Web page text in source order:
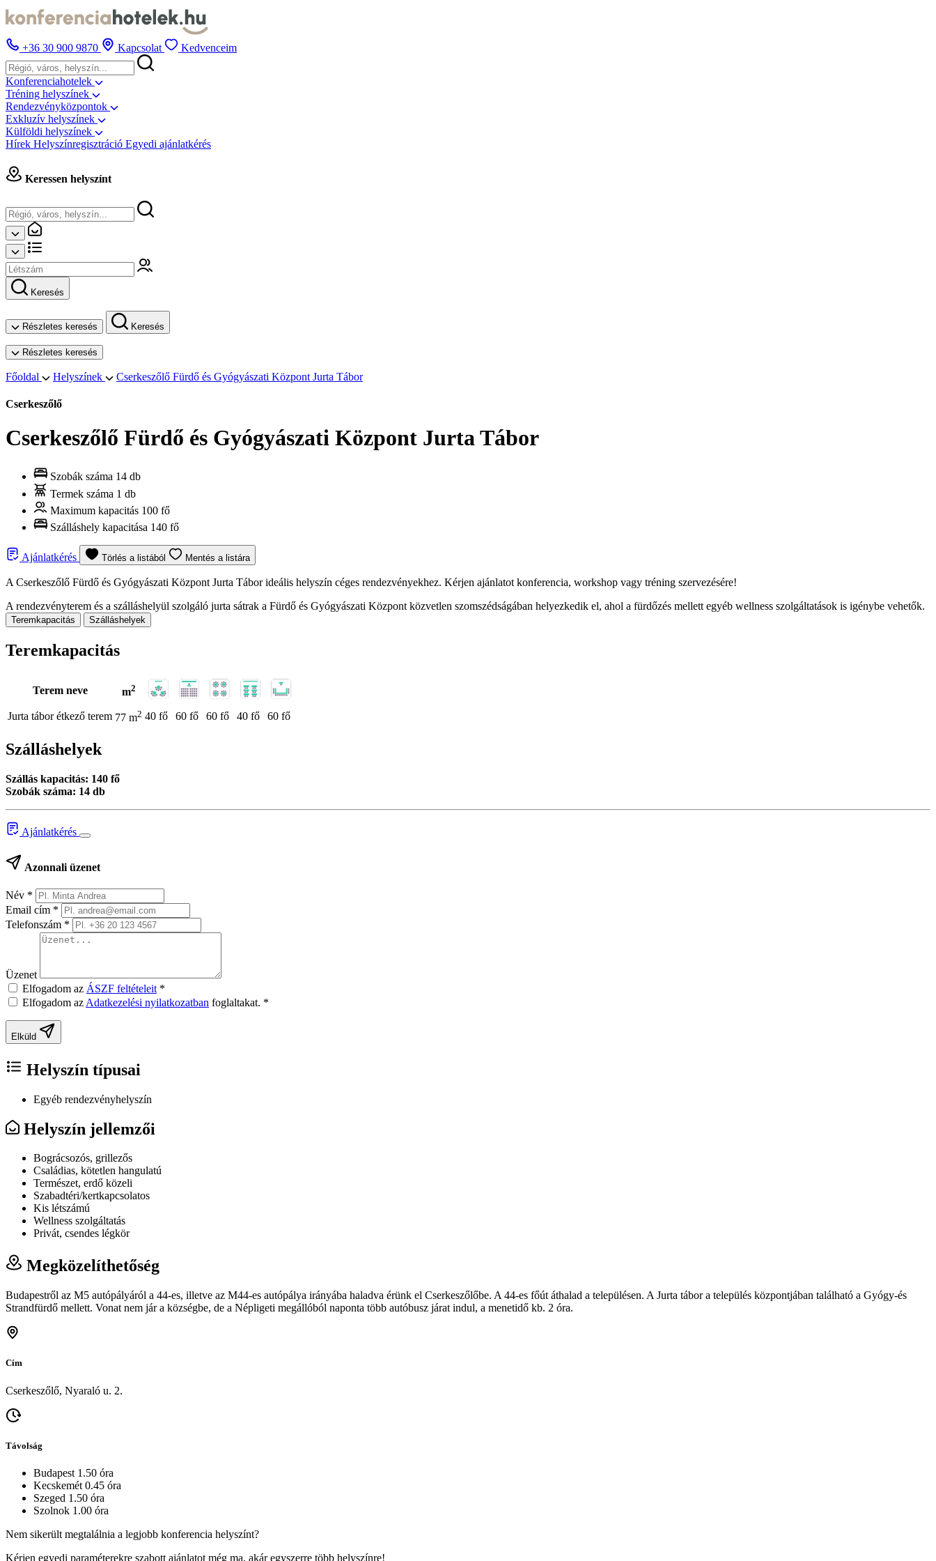
+36 30 900 9870 Kapcsolat Kedvenceim
Konferenciahotelek
Tréning helyszínek
Rendezvényközpontok
Exkluzív helyszínek
Külföldi helyszínek
Hírek Helyszínregisztráció Egyedi ajánlatkérés
Keressen helyszínt
Keresés
Részletes keresés Keresés
Részletes keresés
Főoldal Helyszínek Cserkeszőlő Fürdő és Gyógyászati Központ Jurta Tábor
Cserkeszőlő
Cserkeszőlő Fürdő és Gyógyászati Központ Jurta Tábor
Szobák száma 14 db
Termek száma 1 db
Maximum kapacitás 100 fő
Szálláshely kapacitása 140 fő
Ajánlatkérés Törlés a listából Mentés a listára
A Cserkeszőlő Fürdő és Gyógyászati Központ Jurta Tábor ideális helyszín céges rendezvényekhez. Kérjen ajánlatot konferencia, workshop vagy tréning szervezésére!
A rendezvényterem és a szálláshelyül szolgáló jurta sátrak a Fürdő és Gyógyászati Központ közvetlen szomszédságában helyezkedik el, ahol a fürdőzés mellett egyéb wellness szolgáltatások is igénybe vehetők.
Teremkapacitás Szálláshelyek
Teremkapacitás
Terem neve m2
Jurta tábor étkező terem 77 m2 40 fő 60 fő 60 fő 40 fő 60 fő
Szálláshelyek
Szállás kapacitás: 140 fő
Szobák száma: 14 db
Ajánlatkérés
Azonnali üzenet
Név *
Email cím *
Telefonszám *
Üzenet
Elfogadom az ÁSZF feltételeit *
Elfogadom az Adatkezelési nyilatkozatban foglaltakat. *
Elküld
Helyszín típusai
Egyéb rendezvényhelyszín
Helyszín jellemzői
Bográcsozós, grillezős
Családias, kötetlen hangulatú
Természet, erdő közeli
Szabadtéri/kertkapcsolatos
Kis létszámú
Wellness szolgáltatás
Privát, csendes légkör
Megközelíthetőség
Budapestről az M5 autópályáról a 44-es, illetve az M44-es autópálya irányába haladva érünk el Cserkeszőlőbe. A 44-es főút áthalad a településen. A Jurta tábor a település központjában található a Gyógy-és
Strandfürdő mellett. Vonat nem jár a községbe, de a Népligeti megállóból naponta több autóbusz járat indul, a menetidő kb. 2 óra.
Cím
Cserkeszőlő, Nyaraló u. 2.
Távolság
Budapest 1.50 óra
Kecskemét 0.45 óra
Szeged 1.50 óra
Szolnok 1.00 óra
Nem sikerült megtalálnia a legjobb konferencia helyszínt?
Kérjen egyedi paraméterekre szabott ajánlatot még ma, akár egyszerre több helyszínre!